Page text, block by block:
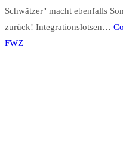
Schwätzer" macht ebenfalls
zurück! Integrationslotsen…
FWZ